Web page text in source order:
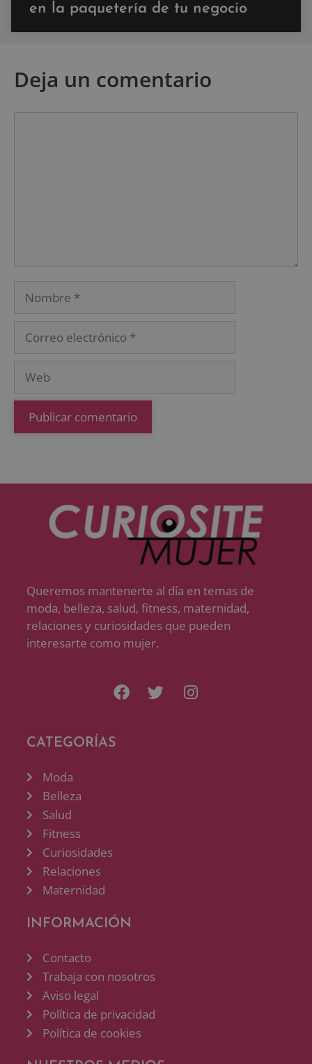
en la paquetería de tu negocio
Deja un comentario
Queremos mantenerte al día en temas de
moda, belleza, salud, fitness, maternidad,
relaciones y curiosidades que pueden
interesarte como mujer.
CATEGORÍAS
Moda
Belleza
Salud
Fitness
Curiosidades
Relaciones
Maternidad
INFORMACIÓN
Contacto
Trabaja con nosotros
Aviso legal
Política de privacidad
Política de cookies